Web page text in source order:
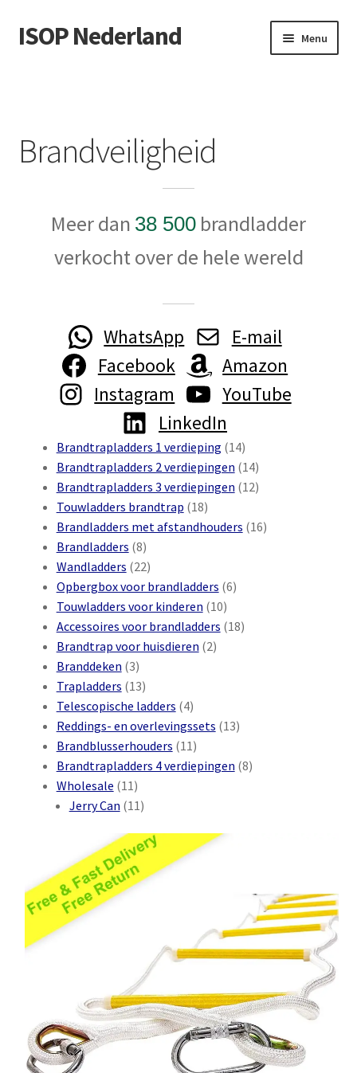
Ga
door
Ga
naar
ISOP Nederland Menu
Reddings- en overlevingssets
Neem contact op
Brandveiligheid
Meer dan 38 500 brandladder
verkocht over de hele wereld
WhatsApp
E-mail
Facebook
Amazon
Instagram
YouTube
LinkedIn
Brandtrapladders 1 verdieping 1414
producten
Brandtrapladders 2 verdiepingen 1414
producten
Brandtrapladders 3 verdiepingen 1212
Touwladders brandtrap 1818
producten
Brandladders met afstandhouders 1616
Brandladders 88
producten
Wandladders 2222
producten
Opbergbox voor brandladders 66
Touwladders voor kinderen 1010
producten
Accessoires voor brandladders 1818
Brandtrap voor huisdieren 22
Branddeken 33
producten
Trapladders 1313
producten
Telescopische ladders 44
producten
Reddings- en overlevingssets 1313
Brandblusserhouders 1111
producten
Brandtrapladders 4 verdiepingen 88
Wholesale 1111
producten
Jerry Can 1111